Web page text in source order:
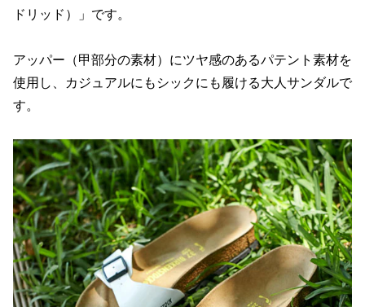
ドリッド）」です。
アッパー（甲部分の素材）にツヤ感のあるパテント素材を
使用し、カジュアルにもシックにも履ける大人サンダルで
す。